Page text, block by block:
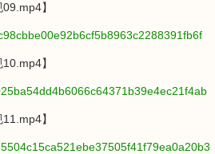
】
】
】